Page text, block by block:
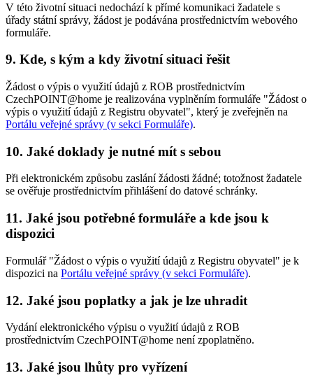
V této životní situaci nedochází k přímé komunikaci žadatele s
úřady státní správy, žádost je podávána prostřednictvím webového
formuláře.
9. Kde, s kým a kdy životní situaci řešit
Žádost o výpis o využití údajů z ROB prostřednictvím
CzechPOINT@home je realizována vyplněním formuláře "Žádost o
výpis o využití údajů z Registru obyvatel", který je zveřejněn na
Portálu veřejné správy (v sekci Formuláře).
10. Jaké doklady je nutné mít s sebou
Při elektronickém způsobu zaslání žádosti žádné; totožnost žadatele
se ověřuje prostřednictvím přihlášení do datové schránky.
11. Jaké jsou potřebné formuláře a kde jsou k
dispozici
Formulář "Žádost o výpis o využití údajů z Registru obyvatel" je k
dispozici na Portálu veřejné správy (v sekci Formuláře).
12. Jaké jsou poplatky a jak je lze uhradit
Vydání elektronického výpisu o využití údajů z ROB
prostřednictvím CzechPOINT@home není zpoplatněno.
13. Jaké jsou lhůty pro vyřízení